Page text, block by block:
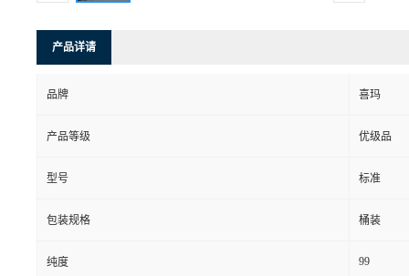
产品详请
品牌 喜玛
产品等级 优级品
型号 标准
包装规格 桶装
纯度 99